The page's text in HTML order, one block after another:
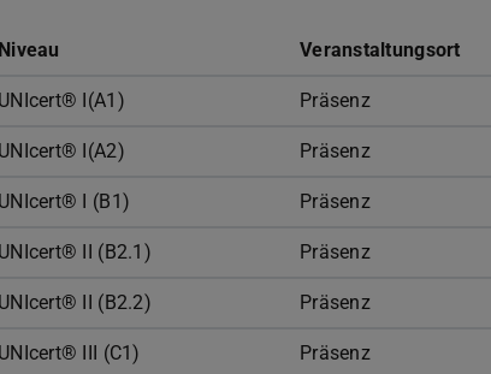
Niveau Veranstaltungsort
UNIcert® I(A1) Präsenz
UNIcert® I(A2) Präsenz
UNIcert® I (B1) Präsenz
UNIcert® II (B2.1) Präsenz
UNIcert® II (B2.2) Präsenz
UNIcert® III (C1) Präsenz